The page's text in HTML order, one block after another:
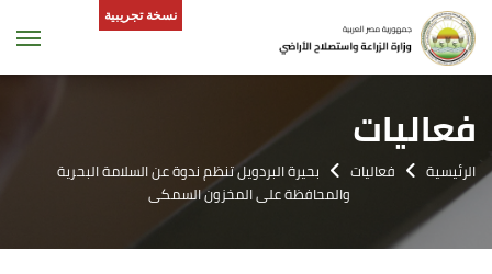
نسخة تجريبية
فعاليات
الرئيسية فعاليات
بحيرة البردويل تنظم ندوة عن السلامة البحرية
والمحافظة على المخزون السمكى